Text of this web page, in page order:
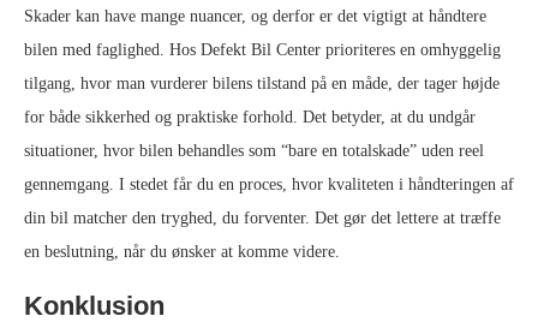
Skader kan have mange nuancer, og derfor er det vigtigt at håndtere
bilen med faglighed. Hos Defekt Bil Center prioriteres en omhyggelig
tilgang, hvor man vurderer bilens tilstand på en måde, der tager højde
for både sikkerhed og praktiske forhold. Det betyder, at du undgår
situationer, hvor bilen behandles som “bare en totalskade” uden reel
gennemgang. I stedet får du en proces, hvor kvaliteten i håndteringen af
din bil matcher den tryghed, du forventer. Det gør det lettere at træffe
en beslutning, når du ønsker at komme videre.
Konklusion